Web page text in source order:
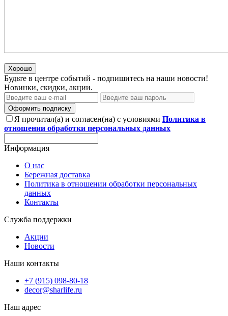
Хорошо
Будьте в центре событий - подпишитесь на наши новости!
Новинки, скидки, акции.
Оформить подписку
Я прочитал(а) и согласен(на) с условиями Политика в
отношении обработки персональных данных
Информация
О нас
Бережная доставка
Политика в отношении обработки персональных
данных
Контакты
Служба поддержки
Акции
Новости
Наши контакты
+7 (915) 098-80-18
decor@sharlife.ru
Наш адрес